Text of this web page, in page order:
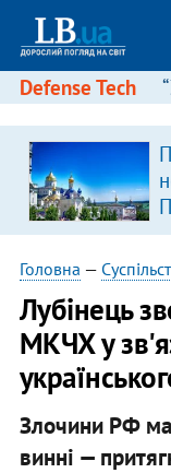
Defense Tech
Головна —
Лубінець
МКЧХ у
Злочини РФ
винні —